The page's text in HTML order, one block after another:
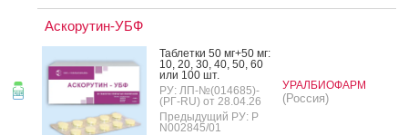
Аскорутин-УБФ
Таб­летки 50 мг+50 мг:
10, 20, 30, 40, 50, 60
или 100 шт.
РУ: ЛП-№(014685)-
(РГ-RU) от 28.04.26
Предыдущий РУ: Р
N002845/01
УРАЛБИОФАРМ
(Россия)